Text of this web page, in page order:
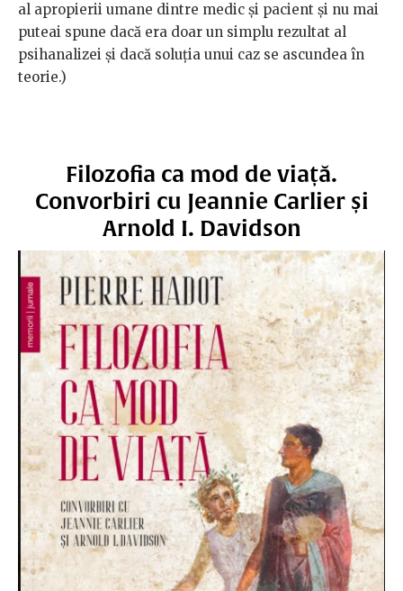
al apropierii umane dintre medic și pacient și nu mai
puteai spune dacă era doar un simplu rezultat al
psihanalizei și dacă soluția unui caz se ascundea în
teorie.)
Filozofia ca mod de viață.
Convorbiri cu Jeannie Carlier și
Arnold I. Davidson